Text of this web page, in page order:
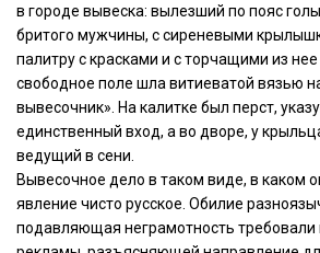
в городе вывеска: вылезший по пояс
бритого мужчины, с сиреневыми
палитру с красками и с торчащими из
свободное поле шла витиеватой вязью
вывесочник». На калитке был перст,
единственный вход, а во дворе, у
ведущий в сени.
Вывесочное дело в таком виде, в каком
явление чисто русское. Обилие
подавляющая неграмотность требовали